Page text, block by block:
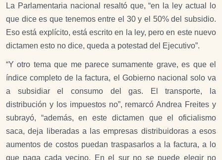
La Parlamentaria nacional resaltó que, “en la ley actual lo
que dice es que tenemos entre el 30 y el 50% del subsidio.
Eso está explícito, está escrito en la ley, pero en este nuevo
dictamen esto no dice, queda a potestad del Ejecutivo”.
“Y otro tema que me parece sumamente grave, es que el
índice completo de la factura, el Gobierno nacional solo va
a subsidiar el consumo del gas. El transporte, la
distribución y los impuestos no”, remarcó Andrea Freites y
subrayó, “además, en este dictamen que el oficialismo
saca, deja liberadas a las empresas distribuidoras a esos
aumentos de costos puedan traspasarlos a la factura, a lo
que paga cada vecino. En el sur no se puede elegir no